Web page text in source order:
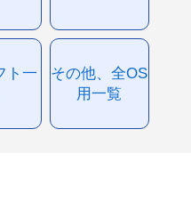
ト一
その他、全OS
用一覧